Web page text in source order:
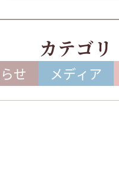
カテゴリ
せ メディア